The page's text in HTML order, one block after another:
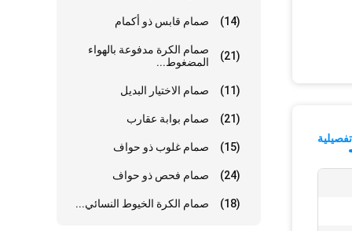
صمام قابس ذو أكمام (14)
صمام الكرة مدفوعة بالهواء
المضغوط...
(21)
صمام الاختيار البديل (11)
صمام بوابة عقارب (21)
صمام غلوب ذو حواف (15)
صمام فحص ذو حواف (24)
صمام الكرة الخيوط النسائي... (18)